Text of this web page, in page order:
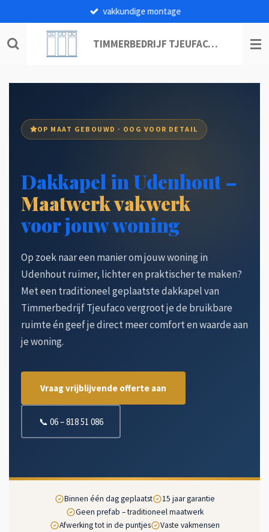
naar
TIMMERBEDRIJF TJEUFACO B.V.
vakkundige montage
OP MAAT GEBOUWD · OOG VOOR DETAIL
Dakkapel in Udenhout –
Maatwerk vakwerk
voor jouw woning
Op zoek naar een manier om jouw woning in
Udenhout ruimer, lichter en praktischer te maken?
Met een traditioneel geplaatste dakkapel van
Timmerbedrijf Tjeufaco vergroot je de bruikbare
ruimte én geef je direct meer comfort en waarde aan
je woning.
Vraag vrijblijvende offerte aan
📞 06 – 818 51 086
Binnen één dag geplaatst
15 jaar garantie
Geen prefab – traditioneel maatwerk
Afwerking tot in de puntjes
Vaste vakmensen